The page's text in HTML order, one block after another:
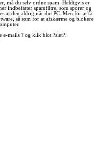
må du selv ordne spam. Heldigvis er
indbefatter spamfiltre, som sporer og
at den aldrig når din PC. Men for at få
så som for at afskærme og blokere
e-mails ? og klik blot ?slet?.